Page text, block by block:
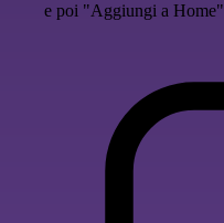
e poi "Aggiungi a Home"